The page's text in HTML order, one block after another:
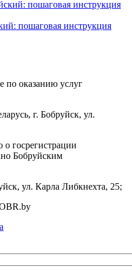
пошаговая инструкция
по оказанию услуг
г. Бобруйск, ул.
госрегистрации
Бобруйским
ул. Карла Либкнехта, 25;